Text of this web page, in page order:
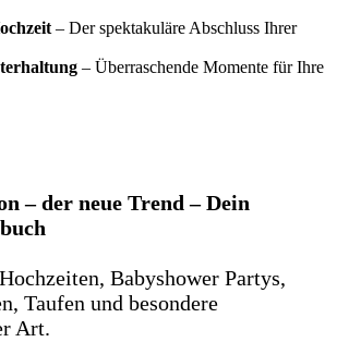
– Der spektakuläre Abschluss Ihrer
– Überraschende Momente für Ihre
– der neue Trend – Dein
Babyshower Partys,
Taufen und besondere
Art.